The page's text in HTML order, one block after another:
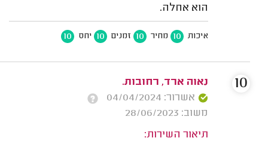
הוא אחלה.
איכות 10 מחיר 10 זמנים 10 יחס 10
נאוה ארד, רחובות.
אשרור: 04/04/2024
משוב: 28/06/2023
תיאור השירות:
10